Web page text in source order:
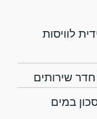
לוויסות
חדר שירותים
במים